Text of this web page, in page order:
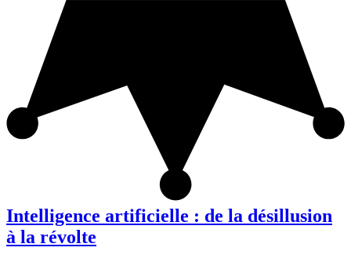
Intelligence artificielle : de la désillusion
à la révolte